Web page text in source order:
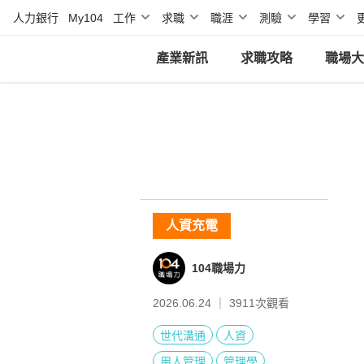
人力銀行 My104 工作 求職 職涯 測驗 學習
產業新訊 求職攻略 職場
人資充電
104職場力
2026.06.24 ｜ 3911次觀看
世代溝通
人資